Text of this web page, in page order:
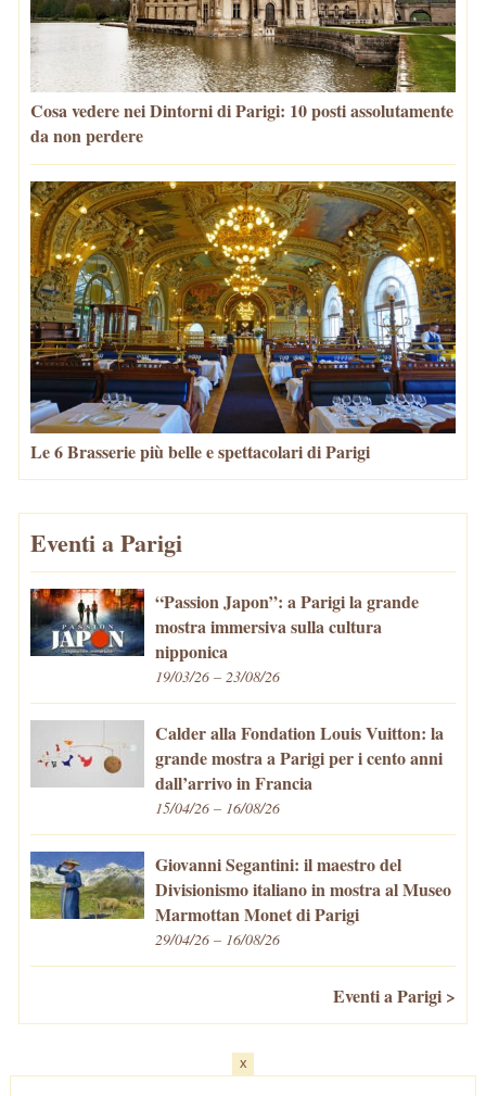
Cosa vedere nei Dintorni di Parigi: 10 posti assolutamente
da non perdere
Le 6 Brasserie più belle e spettacolari di Parigi
Eventi a Parigi
“Passion Japon”: a Parigi la grande
mostra immersiva sulla cultura
nipponica
19/03/26 – 23/08/26
Calder alla Fondation Louis Vuitton: la
grande mostra a Parigi per i cento anni
dall’arrivo in Francia
15/04/26 – 16/08/26
Giovanni Segantini: il maestro del
Divisionismo italiano in mostra al Museo
Marmottan Monet di Parigi
29/04/26 – 16/08/26
Eventi a Parigi >
x